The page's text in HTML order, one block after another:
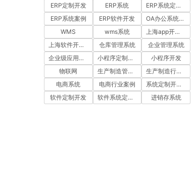
ERP定制开发
ERP系统
ERP系统定制多少钱一套
ERP系统案例
ERP软件开发
OA办公系统开发
WMS
wms系统
上海app开发公司
上海软件开发公司
仓库管理系统
企业管理系统
企业级应用开发服务案例
小程序定制开发
小程序开发
物联网
生产制造管理系统
生产制造行业案例
电商系统
电商行业案例
系统定制开发案例
软件定制开发
软件系统定制开发 进销存系统